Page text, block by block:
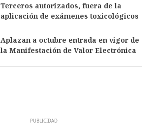
Terceros autorizados, fuera de la
aplicación de exámenes toxicológicos
Aplazan a octubre entrada en vigor de
la Manifestación de Valor Electrónica
PUBLICIDAD